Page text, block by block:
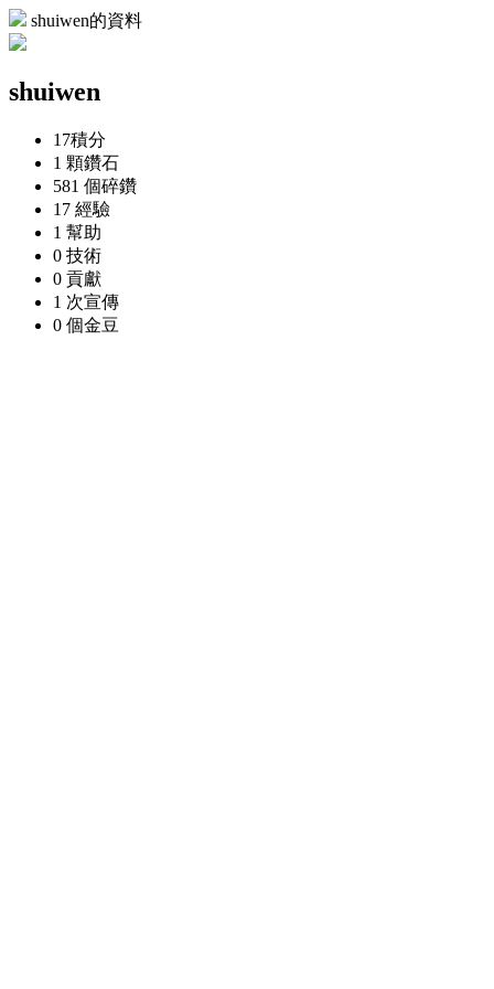
shuiwen的資料
shuiwen
17積分
1 顆鑽石
581 個碎鑽
17 經驗
1 幫助
0 技術
0 貢獻
1 次宣傳
0 個金豆